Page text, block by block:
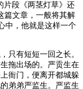
片段《两茎灯草》还
篇文章，一般将其解
中，他就是这样一个
只有短短一回之长。
拖出场的。严贡生在
衙门，便离开都城躲
弟弟严监生。严监生